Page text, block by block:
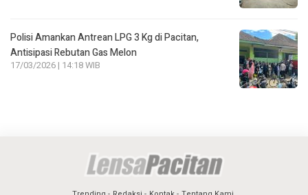
Polisi Amankan Antrean LPG 3 Kg di Pacitan,
Antisipasi Rebutan Gas Melon
17/03/2026 | 14:18 WIB